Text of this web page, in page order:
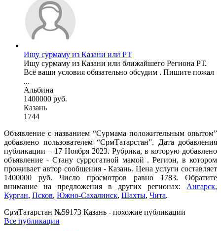
Ищу сурмаму из Казани или РТ
Ищу сурмаму из Казани или ближайшего Региона РТ.
Всё ваши условия обязательно обсудим . Пишите пожал
...
Альбина
1400000 руб.
Казань
1744
Объявление с названием “Сурмама положительным опытом”
добавлено пользователем “СрмТатарстан”. Дата добавления
публикации – 17 Ноября 2023. Рубрика, в которую добавлено
объявление - Cтану суррогатной мамой . Регион, в котором
проживает автор сообщения - Казань. Цена услуги составляет
1400000 руб. Число просмотров равно 1783. Обратите
внимание на предложения в других регионах: Ангарск,
Курган, Псков, Южно-Сахалинск, Шахты, Чита.
СрмТатарстан №59173 Казань - похожие публикации
Все публикации